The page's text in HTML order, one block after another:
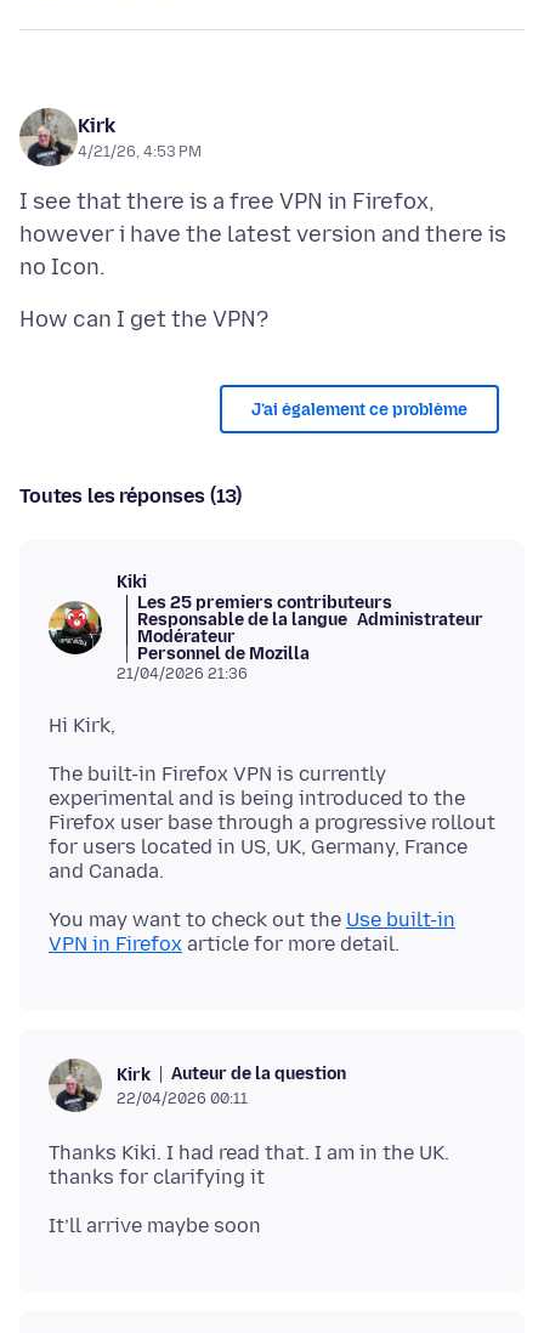
Kirk
4/21/26, 4:53 PM
I see that there is a free VPN in Firefox,
however i have the latest version and there is
J’ai également ce problème
Toutes les réponses (13)
Kiki
Les 25 premiers contributeurs
Responsable de la langue Administrateur
Modérateur
Personnel de Mozilla
21/04/2026 21:36
The built-in Firefox VPN is currently
experimental and is being introduced to the
Firefox user base through a progressive rollout
for users located in US, UK, Germany, France
You may want to check out the Use built-in
VPN in Firefox
Kirk Auteur de la question
22/04/2026 00:11
Thanks Kiki. I had read that. I am in the UK.